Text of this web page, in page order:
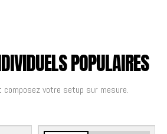
POPULAIRES
composez votre setup sur mesure.